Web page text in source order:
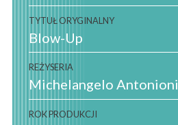
TYTUŁ ORYGINALNY
Blow-Up
REŻYSERIA
Michelangelo Antonioni
ROK PRODUKCJI